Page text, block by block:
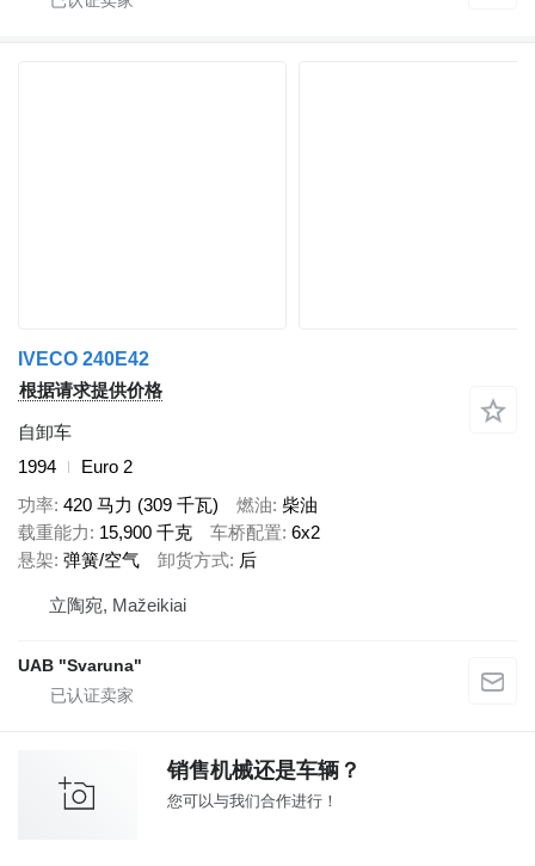
IVECO 240E42
根据请求提供价格
自卸车
1994
Euro 2
功率 420 马力 (309 千瓦) 燃油 柴油
载重能力
15,900 千克 车桥配置 6x2
悬架 弹簧/空气 卸货方式 后
立陶宛, Mažeikiai
UAB "Svaruna"
销售机械还是车辆？
您可以与我们合作进行！